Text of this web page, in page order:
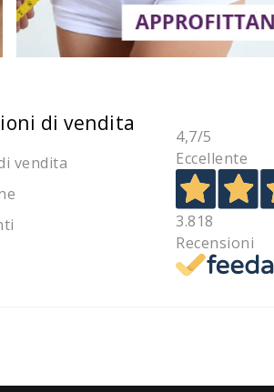
di vendita
vendita
4,7/5
Eccellente
3.818
Recensioni